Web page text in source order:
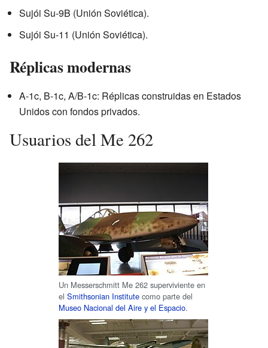
Sujói Su-9B (Unión Soviética).
Sujói Su-11 (Unión Soviética).
Réplicas modernas
A-1c, B-1c, A/B-1c: Réplicas construidas en Estados
Unidos con fondos privados.
Usuarios del Me 262
Un Messerschmitt Me 262 superviviente en
el Smithsonian Institute como parte del
Museo Nacional del Aire y el Espacio.